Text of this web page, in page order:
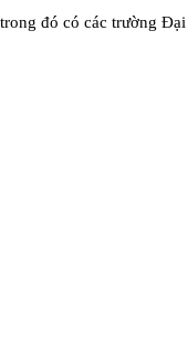
đó có các trường